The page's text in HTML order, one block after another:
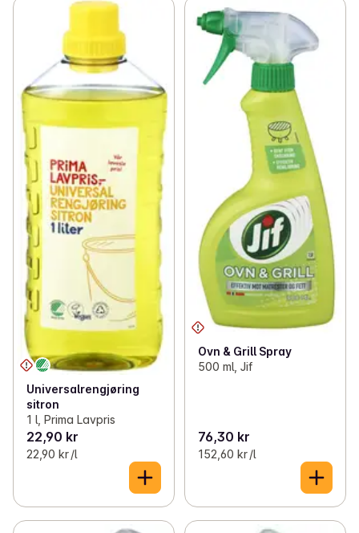
Universalrengjøring
sitron
1 l, Prima Lavpris
22,90 kr
22,90 kr /l
Ovn & Grill Spray
500 ml, Jif
76,30 kr
152,60 kr /l